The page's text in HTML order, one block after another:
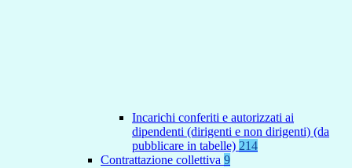
Incarichi conferiti e autorizzati ai
dipendenti (dirigenti e non dirigenti) (da
pubblicare in tabelle) 214
Contrattazione collettiva 9